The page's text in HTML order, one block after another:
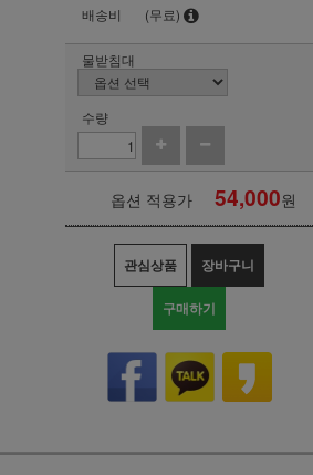
배송비
(무료)
물받침대
수량
옵션 적용가 54,000원
관심상품 장바구니
구매하기